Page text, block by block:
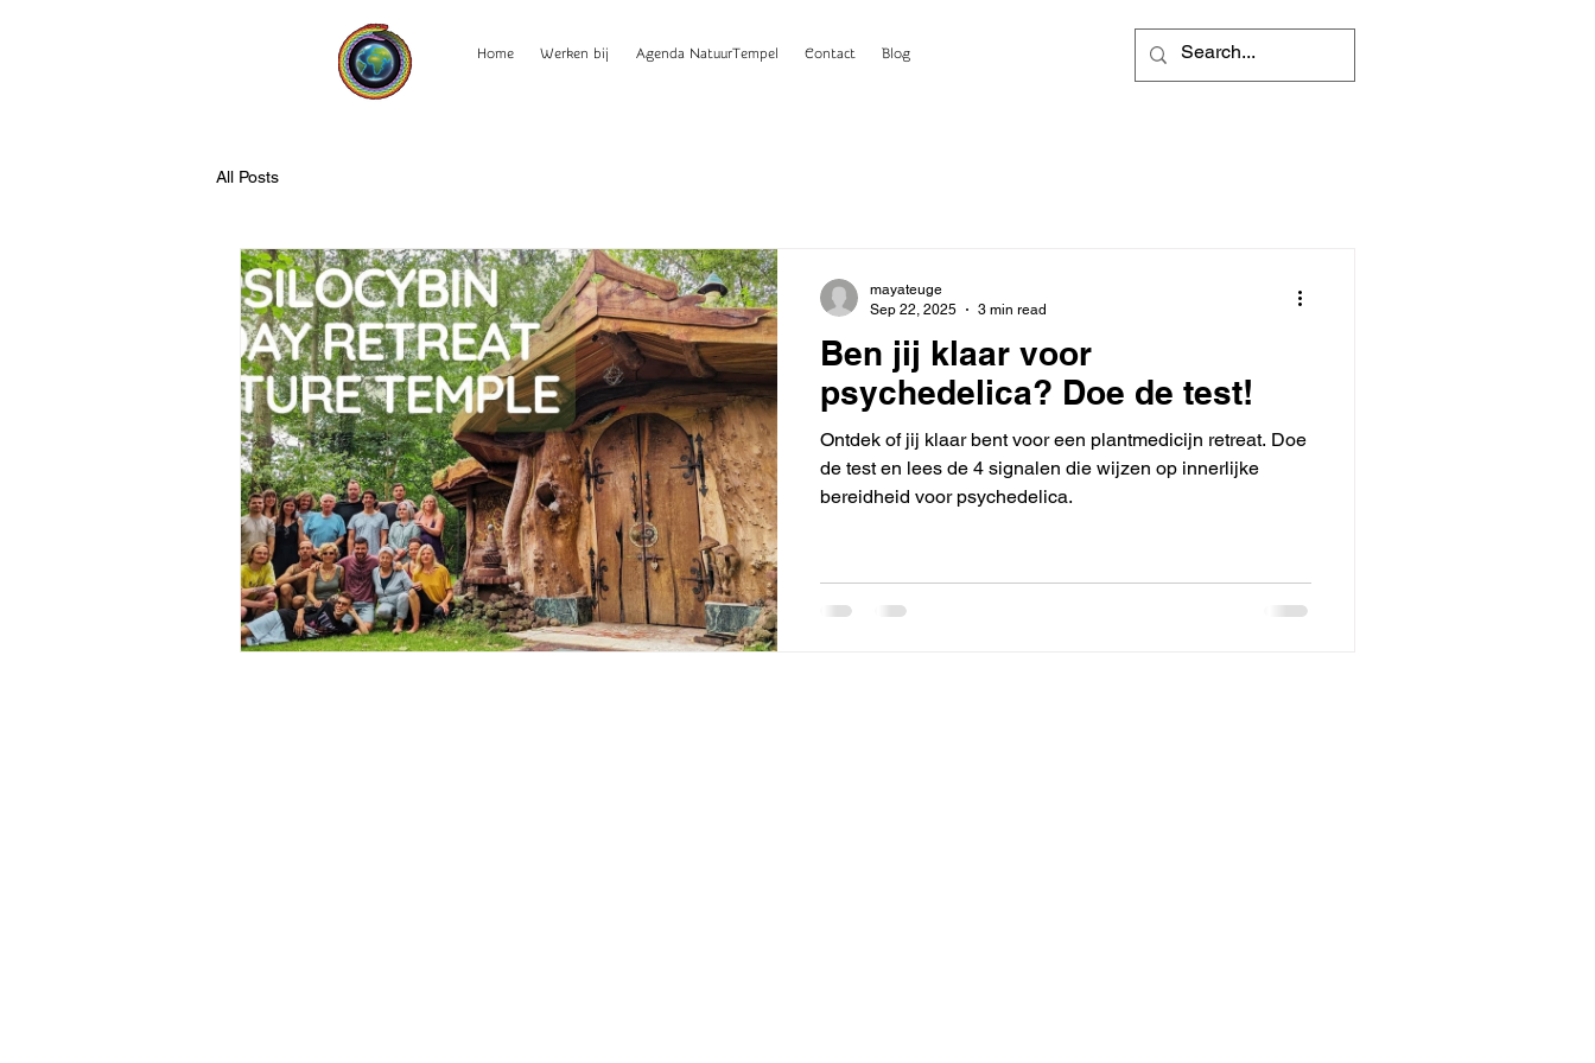
Home Werken bij Agenda NatuurTempel Contact Blog
All Posts
Ben jij klaar voor
psychedelica? Doe de test!
Ontdek of jij klaar bent voor een plantmedicijn retreat. Doe
de test en lees de 4 signalen die wijzen op innerlijke
bereidheid voor psychedelica.
mayateuge
Sep 22, 2025
3 min read